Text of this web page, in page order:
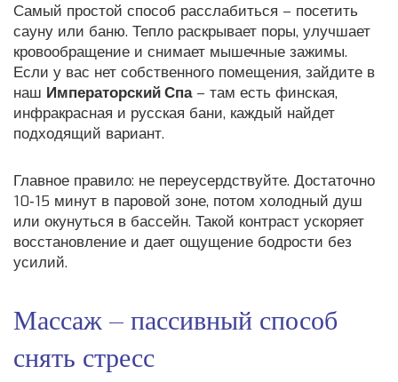
Самый простой способ расслабиться – посетить
сауну или баню. Тепло раскрывает поры, улучшает
кровообращение и снимает мышечные зажимы.
Если у вас нет собственного помещения, зайдите в
наш Императорский Спа– там есть финская,
инфракрасная и русская бани, каждый найдет
подходящий вариант.
Главное правило: не переусердствуйте. Достаточно
10‑15 минут в паровой зоне, потом холодный душ
или окунуться в бассейн. Такой контраст ускоряет
восстановление и дает ощущение бодрости без
усилий.
Массаж – пассивный способ
снять стресс